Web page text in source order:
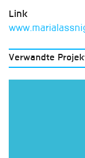
Link
Verwandte